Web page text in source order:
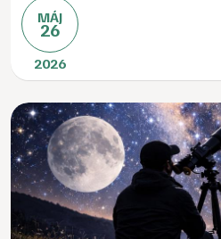
MÁJ
26
2026